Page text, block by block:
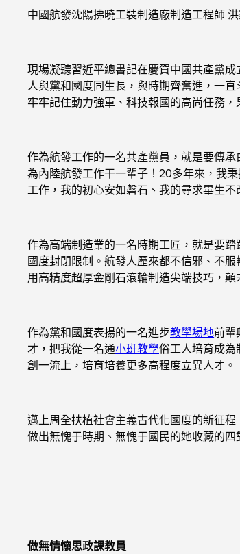
中國航發沈陽拂曉工裝制造廠制造工程師
現場凝聽習近平總書記在慶賀中國共產黨
人與黨和國度同生長，與時期齊奮進，一
牢牢記住動力強軍、科技報國的高尚任務
作為航發工作的一名共產黨員，就是要傳
為內陸航發工作干一輩子！20多年來，我
工作，我的初心安如磐石、我的尋求畢生不
作為高端制造業的一名時期工匠，就是要
國度封閉限制。航發人歷來都不信邪、不
用高精度超厚金剛石滾輪制造尖端技巧，
作為黨和國度表揚的一名進步教學場地前輩
才，把我從一名通小班教學俗工人培育成為
創一流上，培育培養更多高程度立異人才。
邁上周全扶植社會主義古代化國度的新征
做出無愧于時期、無愧于國民的她收藏的
做無情懷思政課教員